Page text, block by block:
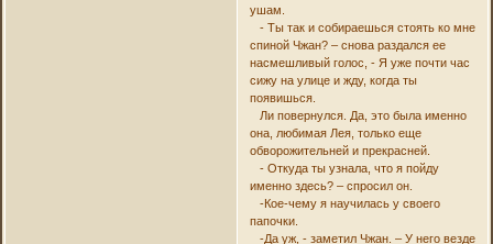
ушам.
- Ты так и собираешься стоять ко мне
спиной Чжан? – снова раздался ее
насмешливый голос, - Я уже почти час
сижу на улице и жду, когда ты
появишься.
Ли повернулся. Да, это была именно
она, любимая Лея, только еще
обворожительней и прекрасней.
- Откуда ты узнала, что я пойду
именно здесь? – спросил он.
-Кое-чему я научилась у своего
папочки.
-Да уж, - заметил Чжан. – У него везде